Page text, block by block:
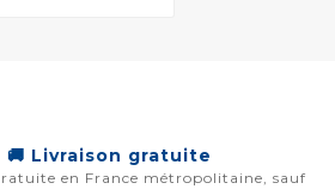
🚚 Livraison gratuite
en France métropolitaine, sauf